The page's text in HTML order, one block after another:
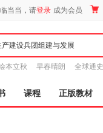
当当，请登录 成为会员
本立秋 早春晴朗 全球通史
课程 正版教材